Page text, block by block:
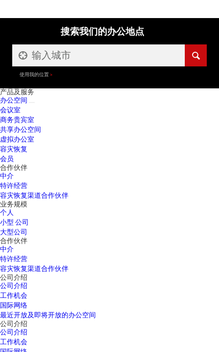
搜索我们的办公地点
使用我的位置
产品及服务
办公空间
会议室
商务贵宾室
共享办公空间
虚拟办公室
容灾恢复
会员
合作伙伴
中介
特许经营
容灾恢复渠道合作伙伴
业务规模
个人
小型 公司
大型公司
合作伙伴
中介
特许经营
容灾恢复渠道合作伙伴
公司介绍
公司介绍
工作机会
国际网络
最近开放及即将开放的办公空间
公司介绍
公司介绍
工作机会